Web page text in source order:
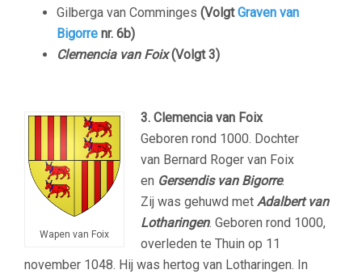
Gilberga van Comminges (VolgtGraven van
Bigorre nr. 6b)
Clemencia van Foix(Volgt 3)
Wapen van Foix
3. Clemencia van Foix
Geboren rond 1000. Dochter
van Bernard Roger van Foix
en Gersendis van Bigorre.
Zij was gehuwd met Adalbert van
Lotharingen. Geboren rond 1000,
overleden te Thuin op 11
november 1048. Hij was hertog van Lotharingen. In